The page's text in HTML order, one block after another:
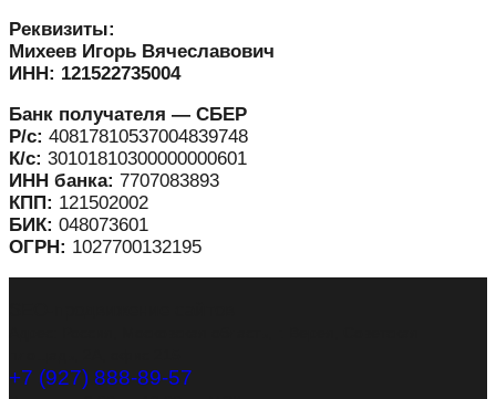
Реквизиты:
Михеев Игорь Вячеславович
ИНН: 121522735004
Банк получателя — СБЕР
Р/с: 40817810537004839748
К/с: 30101810300000000601
ИНН банка: 7707083893
КПП: 121502002
БИК: 048073601
ОГРН: 1027700132195
+7 (927) 888-89-57